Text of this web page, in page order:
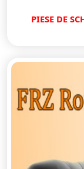
PIESE DE